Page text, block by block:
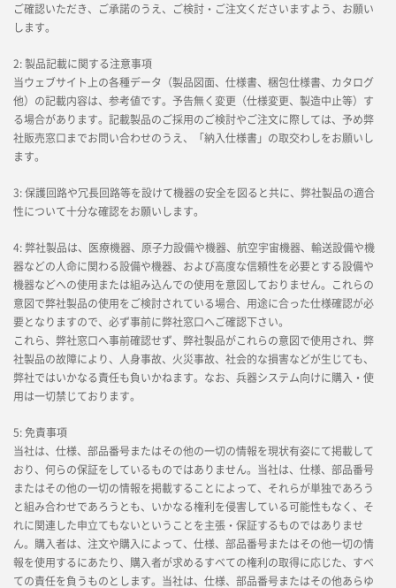
ご確認いただき、ご承諾のうえ、ご検討・ご注文くださいますよう、お願い
します。
2: 製品記載に関する注意事項
当ウェブサイト上の各種データ（製品図面、仕様書、梱包仕様書、カタログ
他）の記載内容は、参考値です。予告無く変更（仕様変更、製造中止等）す
る場合があります。記載製品のご採用のご検討やご注文に際しては、予め弊
社販売窓口までお問い合わせのうえ、「納入仕様書」の取交わしをお願いし
ます。
3: 保護回路や冗長回路等を設けて機器の安全を図ると共に、弊社製品の適合
性について十分な確認をお願いします。
4: 弊社製品は、医療機器、原子力設備や機器、航空宇宙機器、輸送設備や機
器などの人命に関わる設備や機器、および高度な信頼性を必要とする設備や
機器などへの使用または組み込んでの使用を意図しておりません。これらの
意図で弊社製品の使用をご検討されている場合、用途に合った仕様確認が必
要となりますので、必ず事前に弊社窓口へご確認下さい。
これら、弊社窓口へ事前確認せず、弊社製品がこれらの意図で使用され、弊
社製品の故障により、人身事故、火災事故、社会的な損害などが生じても、
弊社ではいかなる責任も負いかねます。なお、兵器システム向けに購入・使
用は一切禁じております。
5: 免責事項
当社は、仕様、部品番号またはその他の一切の情報を現状有姿にて掲載して
おり、何らの保証をしているものではありません。当社は、仕様、部品番号
またはその他の一切の情報を掲載することによって、それらが単独であろう
と組み合わせであろうとも、いかなる権利を侵害している可能性もなく、そ
れに関連した申立てもないということを主張・保証するものではありませ
ん。購入者は、注文や購入によって、仕様、部品番号またはその他一切の情
報を使用するにあたり、購入者が求めるすべての権利の取得に応じた、すべ
ての責任を負うものとします。当社は、仕様、部品番号またはその他あらゆ